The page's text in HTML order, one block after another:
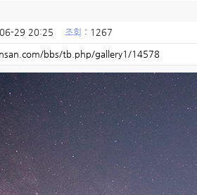
29 20:25 조회 : 1267
bbs/tb.php/gallery1/14578